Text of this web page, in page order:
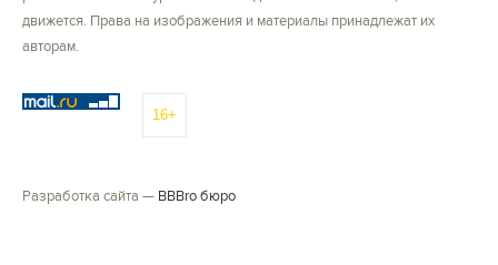
движется. Права на изображения и материалы принадлежат их
авторам.
16+
Разработка сайта — BBBro бюро